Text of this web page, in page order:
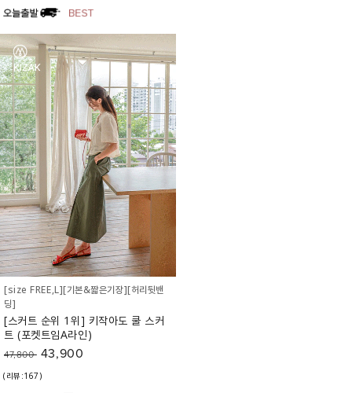
[size FREE,L][기본&짧은기장][허리뒷밴
딩]
[스커트 순위 1위] 키작아도 쿨 스커
트 (포켓트임A라인)
47,800 43,900
(리뷰:167)